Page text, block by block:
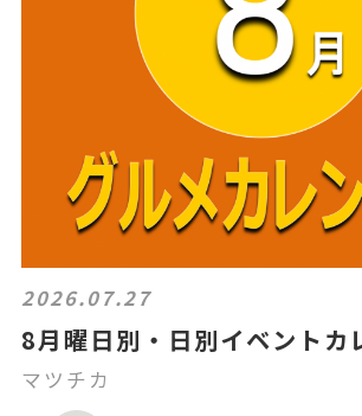
2026.07.27
8月曜日別・日別イベントカ
マツチカ